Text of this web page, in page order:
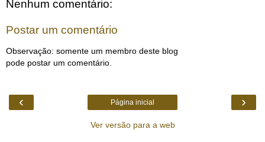
Nenhum comentário:
Postar um comentário
Observação: somente um membro deste blog
pode postar um comentário.
‹ ›
Página inicial
Ver versão para a web